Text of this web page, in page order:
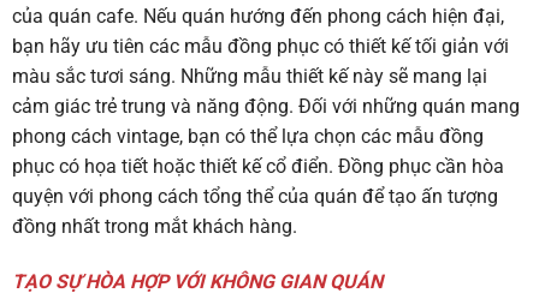
của quán cafe. Nếu quán hướng đến phong cách hiện đại,
bạn hãy ưu tiên các mẫu đồng phục có thiết kế tối giản với
màu sắc tươi sáng. Những mẫu thiết kế này sẽ mang lại
cảm giác trẻ trung và năng động. Đối với những quán mang
phong cách vintage, bạn có thể lựa chọn các mẫu đồng
phục có họa tiết hoặc thiết kế cổ điển. Đồng phục cần hòa
quyện với phong cách tổng thể của quán để tạo ấn tượng
đồng nhất trong mắt khách hàng.
TẠO SỰ HÒA HỢP VỚI KHÔNG GIAN QUÁN